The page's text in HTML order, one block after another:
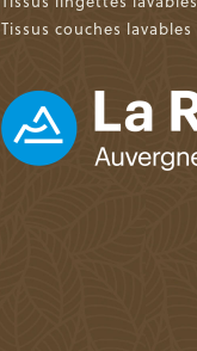
Tissus couches lavables